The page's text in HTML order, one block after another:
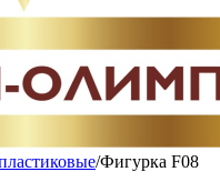
/Фигурка F08